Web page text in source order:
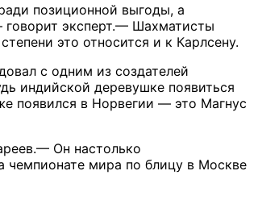
позиционной выгоды, а
эксперт.— Шахматисты
это относится и к Карлсену.
с одним из создателей
индийской деревушке появиться
появился в Норвегии — это Магнус
Он настолько
чемпионате мира по блицу в Москве